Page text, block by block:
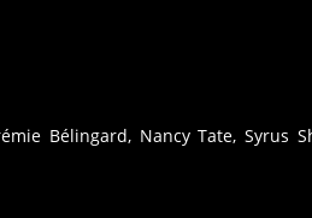
Bélingard, Nancy Tate, Syrus